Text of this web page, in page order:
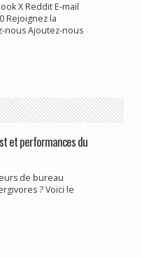
X Reddit E-mail
Rejoignez la
nous Ajoutez-nous
et performances du
de bureau
? Voici le